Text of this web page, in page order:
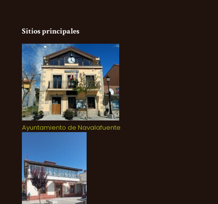
Sitios principales
Ayuntamiento de Navalafuente